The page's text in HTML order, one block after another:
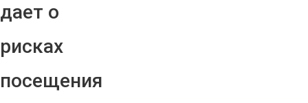
дает о
рисках
посещения